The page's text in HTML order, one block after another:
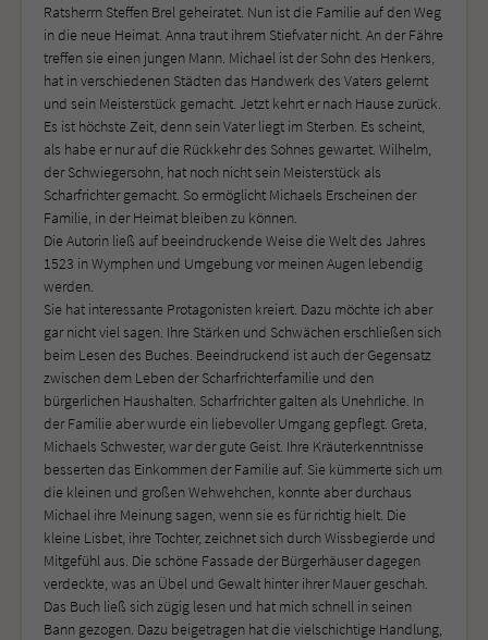
Ratsherrn Steffen Brel geheiratet. Nun ist die Familie auf den Weg
in die neue Heimat. Anna traut ihrem Stiefvater nicht. An der Fähre
treffen sie einen jungen Mann. Michael ist der Sohn des Henkers,
hat in verschiedenen Städten das Handwerk des Vaters gelernt
und sein Meisterstück gemacht. Jetzt kehrt er nach Hause zurück.
Es ist höchste Zeit, denn sein Vater liegt im Sterben. Es scheint,
als habe er nur auf die Rückkehr des Sohnes gewartet. Wilhelm,
der Schwiegersohn, hat noch nicht sein Meisterstück als
Scharfrichter gemacht. So ermöglicht Michaels Erscheinen der
Familie, in der Heimat bleiben zu können.
Die Autorin ließ auf beeindruckende Weise die Welt des Jahres
1523 in Wymphen und Umgebung vor meinen Augen lebendig
werden.
Sie hat interessante Protagonisten kreiert. Dazu möchte ich aber
gar nicht viel sagen. Ihre Stärken und Schwächen erschließen sich
beim Lesen des Buches. Beeindruckend ist auch der Gegensatz
zwischen dem Leben der Scharfrichterfamilie und den
bürgerlichen Haushalten. Scharfrichter galten als Unehrliche. In
der Familie aber wurde ein liebevoller Umgang gepflegt. Greta,
Michaels Schwester, war der gute Geist. Ihre Kräuterkenntnisse
besserten das Einkommen der Familie auf. Sie kümmerte sich um
die kleinen und großen Wehwehchen, konnte aber durchaus
Michael ihre Meinung sagen, wenn sie es für richtig hielt. Die
kleine Lisbet, ihre Tochter, zeichnet sich durch Wissbegierde und
Mitgefühl aus. Die schöne Fassade der Bürgerhäuser dagegen
verdeckte, was an Übel und Gewalt hinter ihrer Mauer geschah.
Das Buch ließ sich zügig lesen und hat mich schnell in seinen
Bann gezogen. Dazu beigetragen hat die vielschichtige Handlung,